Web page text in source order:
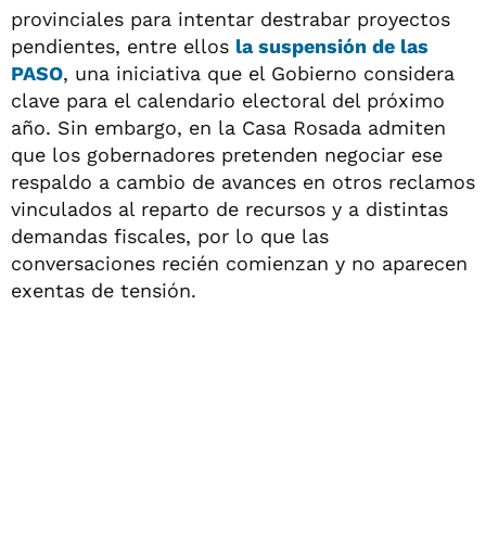
provinciales para intentar destrabar proyectos
pendientes, entre ellos la suspensión de las
PASO, una iniciativa que el Gobierno considera
clave para el calendario electoral del próximo
año. Sin embargo, en la Casa Rosada admiten
que los gobernadores pretenden negociar ese
respaldo a cambio de avances en otros reclamos
vinculados al reparto de recursos y a distintas
demandas fiscales, por lo que las
conversaciones recién comienzan y no aparecen
exentas de tensión.